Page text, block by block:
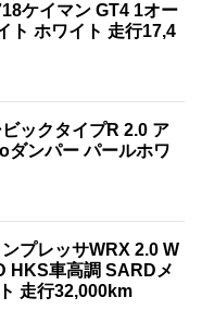
ケイマン GT4 1オー
ト ホワイト 走行17,4
ックタイプR 2.0 ア
ダンパー パールホワ
プレッサWRX 2.0 W
HKS車高調 SARDメ
走行32,000km